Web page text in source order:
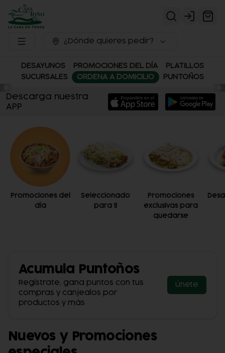
Login
¿Dónde quieres pedir?
DESAYUNOS PROMOCIONES DEL DÍA
PLATILLOS
SUCURSALES
ORDENA A DOMICILIO PUNTOÑOS
Descarga nuestra
APP
Promociones del
día
Seleccionado
para ti
Promociones
exclusivas para
quedarse
Acumula Puntoños
Regístrate, gana puntos con tus
compras y canjealos por
productos y más
Únete
Nuevos y Promociones